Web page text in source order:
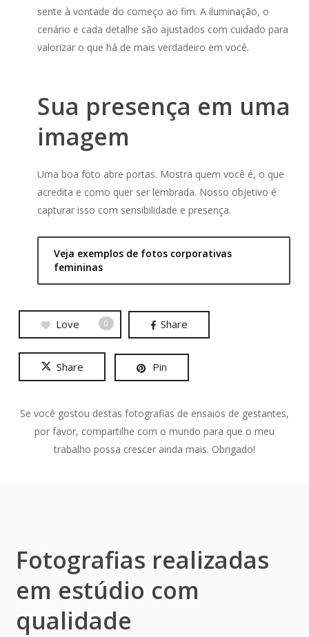
sente à vontade do começo ao fim. A iluminação, o
cenário e cada detalhe são ajustados com cuidado para
valorizar o que há de mais verdadeiro em você.
Sua presença em uma
imagem
Uma boa foto abre portas. Mostra quem você é, o que
acredita e como quer ser lembrada. Nosso objetivo é
capturar isso com sensibilidade e presença.
Veja exemplos de fotos corporativas
femininas
Love 0 Share
Share Pin
Se você gostou destas fotografias de ensaios de gestantes,
por favor, compartilhe com o mundo para que o meu
trabalho possa crescer ainda mais. Obrigado!
Fotografias realizadas
em estúdio com
qualidade